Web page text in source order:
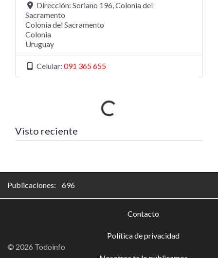
Dirección: Soriano 196, Colonia del
Sacramento
Colonia del Sacramento
Colonia
Uruguay
Celular: 091 365 655
Visto reciente Cargando…
Publicaciones: 696
© 2026 Todoinfo
Contacto
Política de privacidad